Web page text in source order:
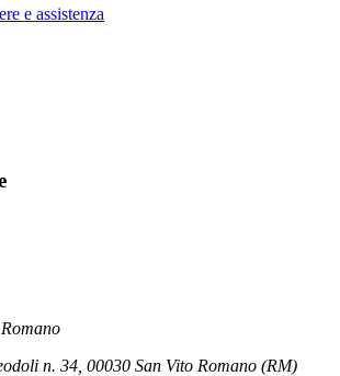
e assistenza
n. 34, 00030 San Vito Romano (RM)